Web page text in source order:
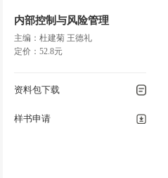
内部控制与风险管理
主编：杜建菊 王德礼
定价：52.8元
资料包下载
样书申请